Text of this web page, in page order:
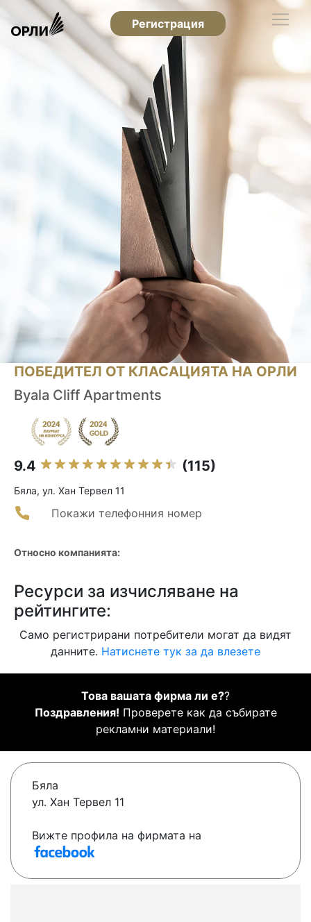
Регистрация
ПОБЕДИТЕЛ ОТ КЛАСАЦИЯТА НА ОРЛИ
Byala Cliff Apartments
9.4 (115)
Бяла, ул. Хан Тервел 11
Покажи телефонния номер
Относно компанията:
Ресурси за изчисляване на
рейтингите:
Само регистрирани потребители могат да видят
данните. Натиснете тук за да влезете
Това вашата фирма ли е??
Поздравления! Проверете как да събирате
рекламни материали!
Бяла
ул. Хан Тервел 11
Вижте профила на фирмата на